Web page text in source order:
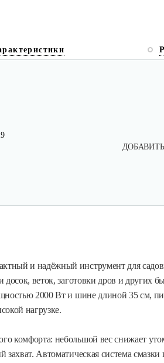
и надёжный инструмент для
веток, заготовки дров и других
2000 Вт и шине длиной 35 см,
нагрузке.
комфорта: небольшой вес снижает
захват. Автоматическая система